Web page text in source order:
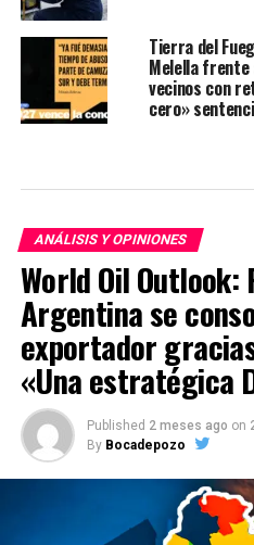
Tierra del
Melella frente
vecinos con
cero»
ANÁLISIS Y OPINIONES
World Oil
Argentina se
exportador
«Una estratégica
Published 2 meses ago on
By Bocadepozo